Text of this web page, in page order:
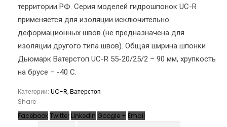
территории РФ. Серия моделей гидрошпонок UC-R
применяется для изоляции исключительно
деформационных швов (не предназначена для
изоляции другого типа швов). Общая ширина шпонки
Дьюмарк Ватерстоп UC-R 55-20/25/2 – 90 мм, хрупкость
на брусе – -40 С.
Категории: UC-R, Ватерстоп
Share
FacebookTwitter LinkedIn Google + Email